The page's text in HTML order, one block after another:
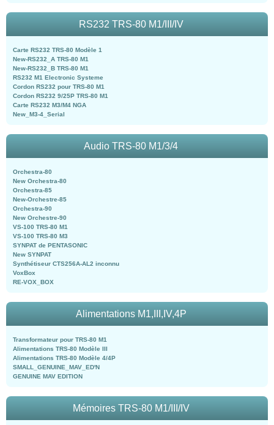
RS232 TRS-80 M1/III/IV
Carte RS232 TRS-80 Modèle 1
New-RS232_A TRS-80 M1
New-RS232_B TRS-80 M1
RS232 M1 Electronic Systeme
Cordon RS232 pour TRS-80 M1
Cordon RS232 9/25P TRS-80 M1
Carte RS232 M3/M4 NGA
New_M3-4_Serial
Audio TRS-80 M1/3/4
Orchestra-80
New Orchestra-80
Orchestra-85
New-Orchestre-85
Orchestra-90
New Orchestre-90
VS-100 TRS-80 M1
VS-100 TRS-80 M3
SYNPAT de PENTASONIC
New SYNPAT
Synthétiseur CTS256A-AL2 inconnu
VoxBox
RE-VOX_BOX
Alimentations M1,III,IV,4P
Transformateur pour TRS-80 M1
Alimentations TRS-80 Modèle III
Alimentations TRS-80 Modèle 4/4P
SMALL_GENUINE_MAV_ED'N
GENUINE MAV EDITION
Mémoires TRS-80 M1/III/IV